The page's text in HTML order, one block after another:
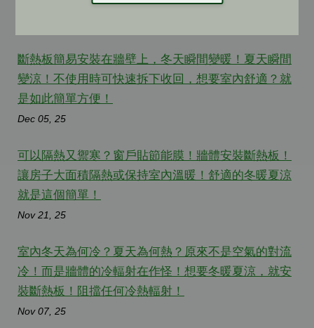
斷熱板簡易安裝在牆壁上，冬天瞬間變暖！夏天瞬間
變涼！不使用時可快速拆下收回，想要室內舒適？就
是如此簡單方便！
Dec 05, 25
可以隔熱又禦寒？窗戶貼節能膜！牆體安裝斷熱板！
讓房子大面積隔熱或保持室內溫暖！舒適的冬暖夏涼
就是這個簡單！
Nov 21, 25
室內冬天為何冷？夏天為何熱？原來不是空氣的對流
冷！而是牆體的冷輻射在作怪！想要冬暖夏涼，就安
裝斷熱板！阻擋任何冷熱輻射！
Nov 07, 25